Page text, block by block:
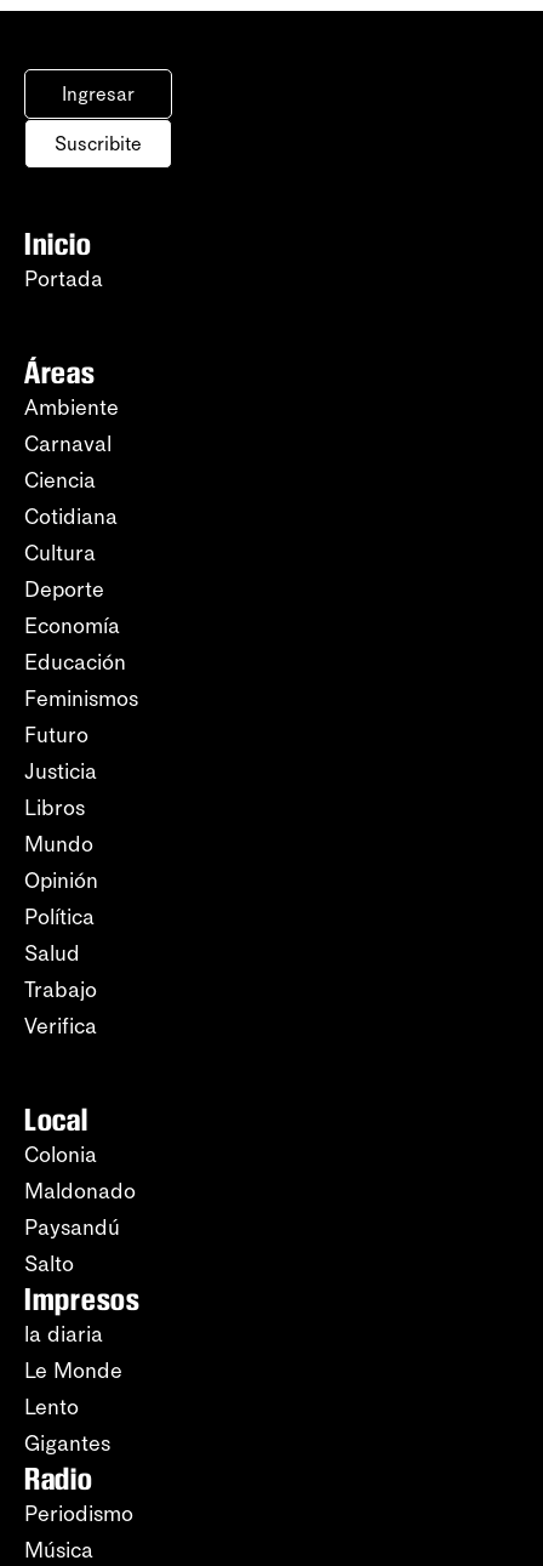
Ingresar
Suscribite
Inicio
Portada
Áreas
Ambiente
Carnaval
Ciencia
Cotidiana
Cultura
Deporte
Economía
Educación
Feminismos
Futuro
Justicia
Libros
Mundo
Opinión
Política
Salud
Trabajo
Verifica
Local
Colonia
Maldonado
Paysandú
Salto
Impresos
la diaria
Le Monde
Lento
Gigantes
Radio
Periodismo
Música